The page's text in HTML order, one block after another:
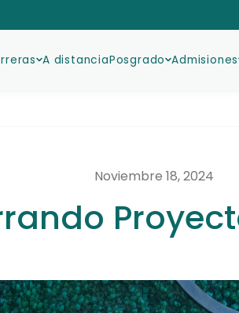
A distanciaPosgrado Admisiones
Noviembre 18, 2024